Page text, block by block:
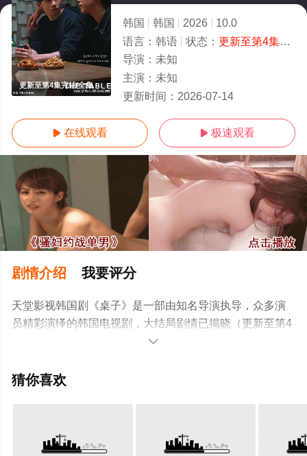
更新至第4集完结/全集
韩国 韩国 2026
10.0
语言： 韩语 状态： 更新至第4集完结
导演： 未知
主演： 未知
更新时间： 2026-07-14
 在线观看  极速观看
剧情介绍 我要评分
天堂影视韩国剧《桌子》是一部由知名导演执导，众多演
员精彩演绎的韩国电视剧，大结局剧情已揭晓（更新至第4
集完结），手机免费观看高清未删减完整版电视剧全集就
猫或剧情网等平台了解。

猜你喜欢